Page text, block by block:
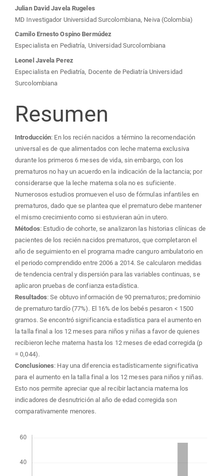
Contenido
principal
del
artículo
Julian David Javela Rugeles
MD Investigador Universidad Surcolombiana, Neiva (Colombia)
Camilo Ernesto Ospino Bermúdez
Especialista en Pediatría, Universidad Surcolombiana
Leonel Javela Perez
Especialista en Pediatría, Docente de Pediatría Universidad
Surcolombiana
Resumen
Introducción: En los recién nacidos a término la recomendación
universal es de que alimentados con leche materna exclusiva
durante los primeros 6 meses de vida, sin embargo, con los
prematuros no hay un acuerdo en la indicación de la lactancia; por
considerarse que la leche materna sola no es suficiente.
Numerosos estudios promueven el uso de fórmulas infantiles en
prematuros, dado que se plantea que el prematuro debe mantener
el mismo crecimiento como si estuvieran aún in utero.
Métodos: Estudio de cohorte, se analizaron las historias clínicas de
pacientes de los recién nacidos prematuros, que completaron el
año de seguimiento en el programa madre canguro ambulatorio en
el periodo comprendido entre 2006 a 2014. Se calcularon medidas
de tendencia central y dispersión para las variables continuas, se
aplicaron pruebas de confianza estadística.
Resultados: Se obtuvo información de 90 prematuros; predominio
de prematuro tardío (77%). El 16% de los bebés pesaron < 1500
gramos. Se encontró significancia estadística para el aumento en
la talla final a los 12 meses para niños y niñas a favor de quienes
recibieron leche materna hasta los 12 meses de edad corregida (p
= 0,044).
Conclusiones: Hay una diferencia estadísticamente significativa
para el aumento en la talla final a los 12 meses para niños y niñas.
Esto nos permite apreciar que al recibir lactancia materna los
indicadores de desnutrición al año de edad corregida son
comparativamente menores.